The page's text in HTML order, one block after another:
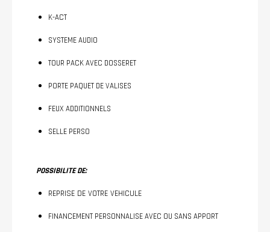
K-ACT
SYSTEME AUDIO
TOUR PACK AVEC DOSSERET
PORTE PAQUET DE VALISES
FEUX ADDITIONNELS
SELLE PERSO
POSSIBILITE DE:
REPRISE DE VOTRE VEHICULE
FINANCEMENT PERSONNALISE AVEC OU SANS APPORT